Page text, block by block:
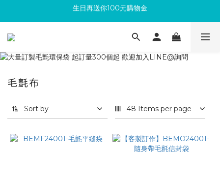
滿300回饋10%購物金
滿300回饋10%購物金
毛氈布
Sort by 48 Items per page